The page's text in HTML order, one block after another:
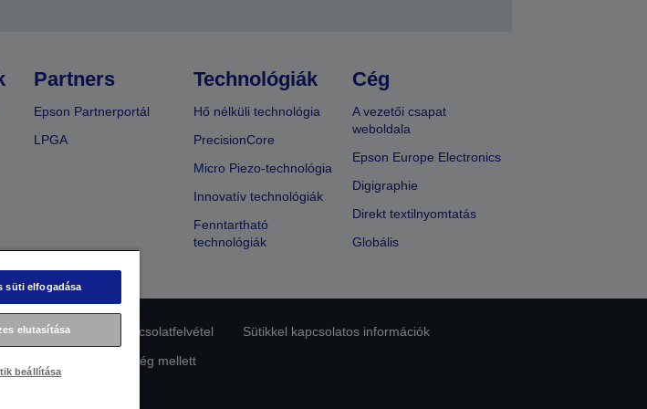
Partners
Epson Partnerportál
LPGA
Technológiák
Hő nélküli technológia
PrecisionCore
Micro Piezo-technológia
Innovatív technológiák
Fenntartható
technológiák
Cég
A vezetői csapat
weboldala
Epson Europe Electronics
Digigraphie
Direkt textilnyomtatás
Globális
Compliance Kapcsolatfelvétel
Sütikkel kapcsolatos információk
az akadálymentesség mellett
süti elfogadása
elutasítása
beállítása